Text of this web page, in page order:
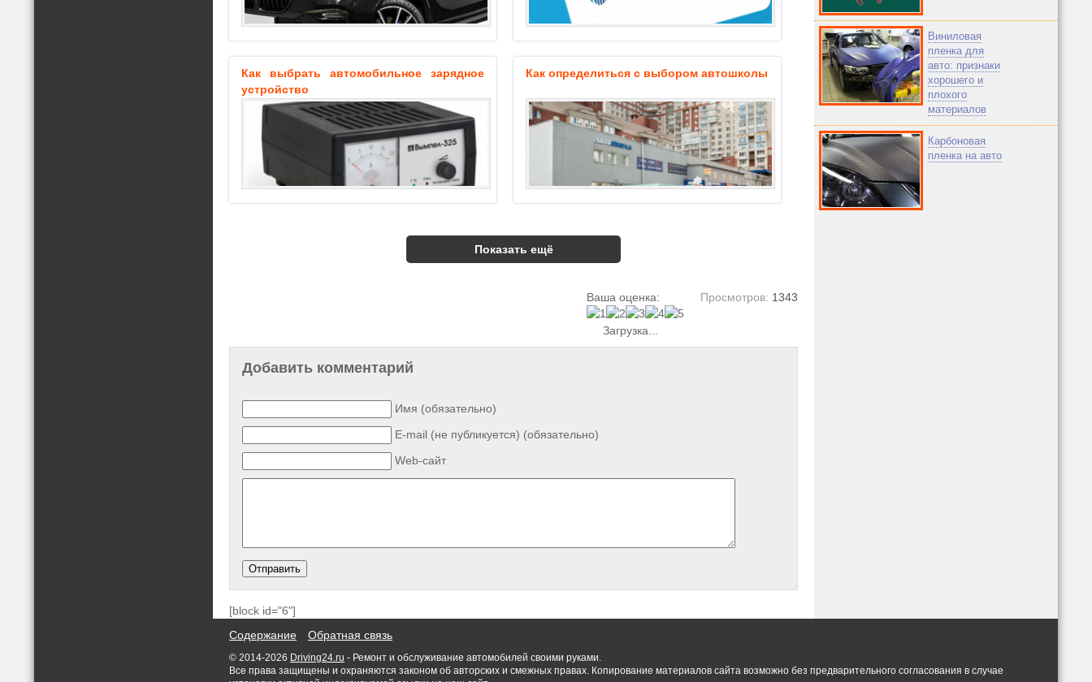
Как выбрать автомобильное зарядное
устройство
Как определиться с выбором автошколы
Показать ещё
Просмотров: 1343
Ваша оценка:
Загрузка...
Добавить комментарий
Имя (обязательно)
E-mail (не публикуется) (обязательно)
Web-сайт
[block id="6"]
Виниловая
пленка для
авто: признаки
хорошего и
плохого
материалов
Карбоновая
пленка на авто
Содержание Обратная связь
© 2014-2026 Driving24.ru - Ремонт и обслуживание автомобилей своими руками.
Все права защищены и охраняются законом об авторских и смежных правах. Копирование материалов сайта возможно без предварительного согласования в случае